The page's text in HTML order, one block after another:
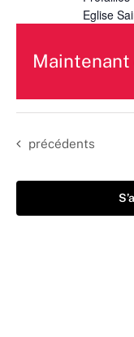
Eglise
Maintenant
une
date.
Évènements
précédents